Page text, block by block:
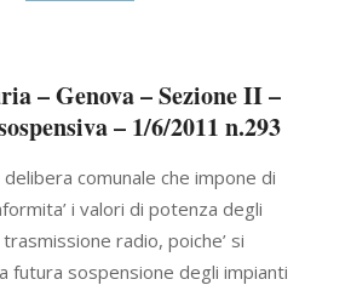
– Genova – Sezione II –
– 1/6/2011 n.293
comunale che impone di
i valori di potenza degli
radio, poiche’ si
futura sospensione degli impianti